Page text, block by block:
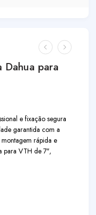
para
e fixação segura
garantida com a
rápida e
para VTH de 7″,